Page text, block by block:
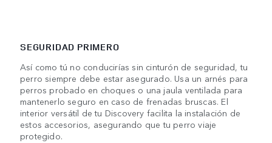
SEGURIDAD PRIMERO
Así como tú no conducirías sin cinturón de seguridad, tu
perro siempre debe estar asegurado. Usa un arnés para
perros probado en choques o una jaula ventilada para
mantenerlo seguro en caso de frenadas bruscas. El
interior versátil de tu Discovery facilita la instalación de
estos accesorios, asegurando que tu perro viaje
protegido.